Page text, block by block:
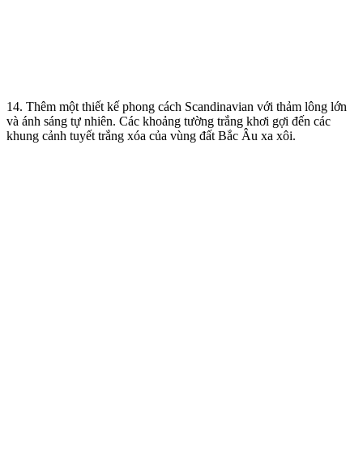
14. Thêm một thiết kế phong cách Scandinavian với thảm lông lớn
và ánh sáng tự nhiên. Các khoảng tường trắng khơi gợi đến các
khung cảnh tuyết trắng xóa của vùng đất Bắc Âu xa xôi.